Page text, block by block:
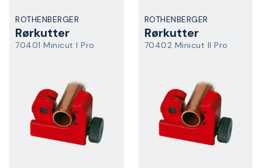
ROTHENBERGER
Rørkutter
70401 Minicut I Pro
ROTHENBERGER
Rørkutter
70402 Minicut II Pro